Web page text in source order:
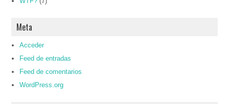
Meta
Acceder
Feed de entradas
Feed de comentarios
WordPress.org